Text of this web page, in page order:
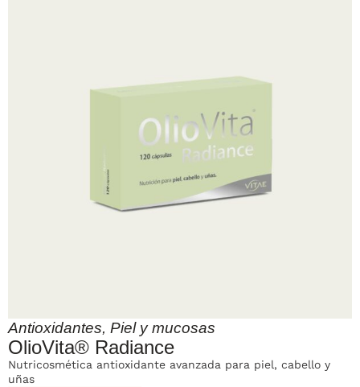
Antioxidantes, Piel y mucosas
OlioVita® Radiance
Nutricosmética antioxidante avanzada para piel, cabello y
uñas